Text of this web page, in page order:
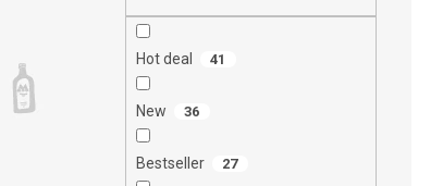
Hot deal 41
New 36
Bestseller 27